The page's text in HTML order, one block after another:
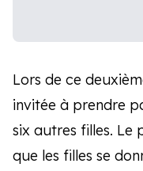
Lors de ce
invitée à prendre
six autres filles. Le
que les filles se